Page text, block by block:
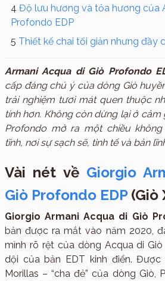
Độ lưu hương và tỏa hương của
Profondo EDP
Thiết kế chai tối giản nhưng đầy
Armani Acqua di Giò Profondo
cấp đáng chú ý của dòng Giò
trải nghiệm tươi mát quen thuộc
tính hơn. Không còn dừng lại ở cảm
Profondo mở ra một chiều
tĩnh, nơi sự sạch sẽ, tinh tế và bản
Vài nét về Giorgio
Giò Profondo EDP(Giò
Giorgio Armani Acqua di Giò
bản được ra mắt vào năm 2020,
mình rõ rệt của dòng Acqua di
dội của bản EDT kinh điển.
Morillas – “cha đẻ” của dòng Giò,